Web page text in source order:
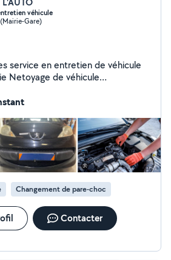
véhicule
Gare)
service en entretien de véhicule
Netoyage de véhicule
plus d'informations
Changement de pare-choc
Contacter